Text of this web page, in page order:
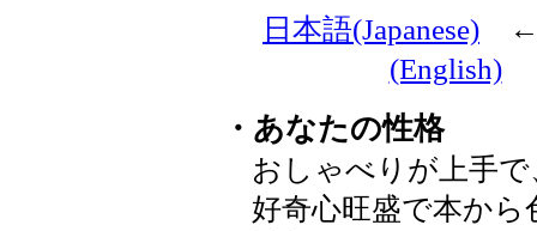
日本語(Japanese)
(English)
・あなたの性格
おしゃべりが上手で
好奇心旺盛で本から